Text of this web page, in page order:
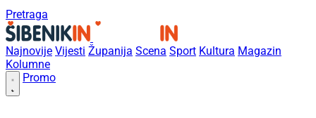
Pretraga
Najnovije Vijesti Županija Scena Sport Kultura Magazin
Kolumne
Promo